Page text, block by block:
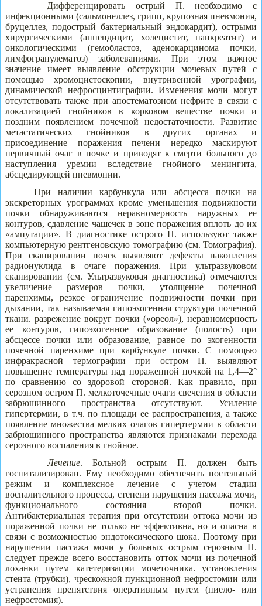
Дифференцировать острый П. необходимо с
инфекционными (сальмонеллез, грипп, крупозная пневмония,
бруцеллез, подострый бактериальный эндокардит), острыми
хирургическими (аппендицит, холецистит, панкреатит) и
онкологическими (гемобластоз, аденокарцинома почки,
лимфогранулематоз) заболеваниями. При этом важное
значение имеет выявление обструкции мочевых путей с
помощью хромоцистоскопии, внутривенной урографии,
динамической нефросцинтиграфии. Изменения мочи могут
отсутствовать также при апостематозном нефрите в связи с
локализацией гнойников в корковом веществе почки и
поздним появлением почечной недостаточности. Развитие
метастатических гнойников в других органах и
присоединение поражения печени нередко маскируют
первичный очаг в почке и приводят к смерти больного до
наступления уремии вследствие гнойного менингита,
абсцедирующей пневмонии.
При наличии карбункула или абсцесса почки на
экскреторных урограммах кроме уменьшения подвижности
почки обнаруживаются неравномерность наружных ее
контуров, сдавление чашечек в зоне поражения вплоть до их
«ампутации». В диагностике острого П. используют также
компьютерную рентгеновскую томографию (см. Томография).
При сканировании почек выявляют дефекты накопления
радионуклида в очаге поражения. При ультразвуковом
сканировании (см. Ультразвуковая диагностика) отмечаются
увеличение размеров почки, утолщение почечной
паренхимы, резкое ограничение подвижности почки при
дыхании, так называемая гипоэхогенная структура почечной
ткани. разрежение вокруг почки («ореол»), неравномерность
ее контуров, гипоэхогенное образование (полость) при
абсцессе почки или образование, равное по эхогенности
почечной паренхиме при карбункуле почки. С помощью
инфракрасной термографии при остром П. выявляют
повышение температуры над пораженной почкой на 1,4—2°
по сравнению со здоровой стороной. Как правило, при
серозном остром П. мелкоточечные очаги свечения в области
забрюшинного пространства отсутствуют. Усиление
гипертермии, в т.ч. по площади ее распространения, а также
появление множества мелких очагов гипертермии в области
забрюшинного пространства являются признаками перехода
серозного воспаления в гнойное.
Лечение. Больной острым П. должен быть
госпитализирован. Ему необходимо обеспечить постельный
режим и комплексное лечение с учетом стадии
воспалительного процесса, степени нарушения пассажа мочи,
функционального состояния второй почки.
Антибактериальная терапия при отсутствии оттока мочи из
пораженной почки не только не эффективна, но и опасна в
связи с возможностью эндотоксического шока. Поэтому при
нарушении пассажа мочи у больных острым серозным П.
следует прежде всего восстановить отток мочи из почечной
лоханки путем катетеризации мочеточника. установления
стента (трубки), чрескожной пункционной нефростомии или
устранения препятствия оперативным путем (пиело- или
нефростомия).